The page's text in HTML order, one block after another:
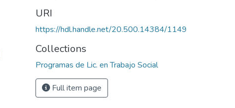
URI
https://hdl.handle.net/20.500.14384/1149
Collections
Programas de Lic. en Trabajo Social
Full item page